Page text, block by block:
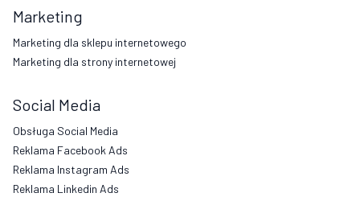
Marketing
Marketing dla sklepu internetowego
Marketing dla strony internetowej
Social Media
Obsługa Social Media
Reklama Facebook Ads
Reklama Instagram Ads
Reklama Linkedin Ads